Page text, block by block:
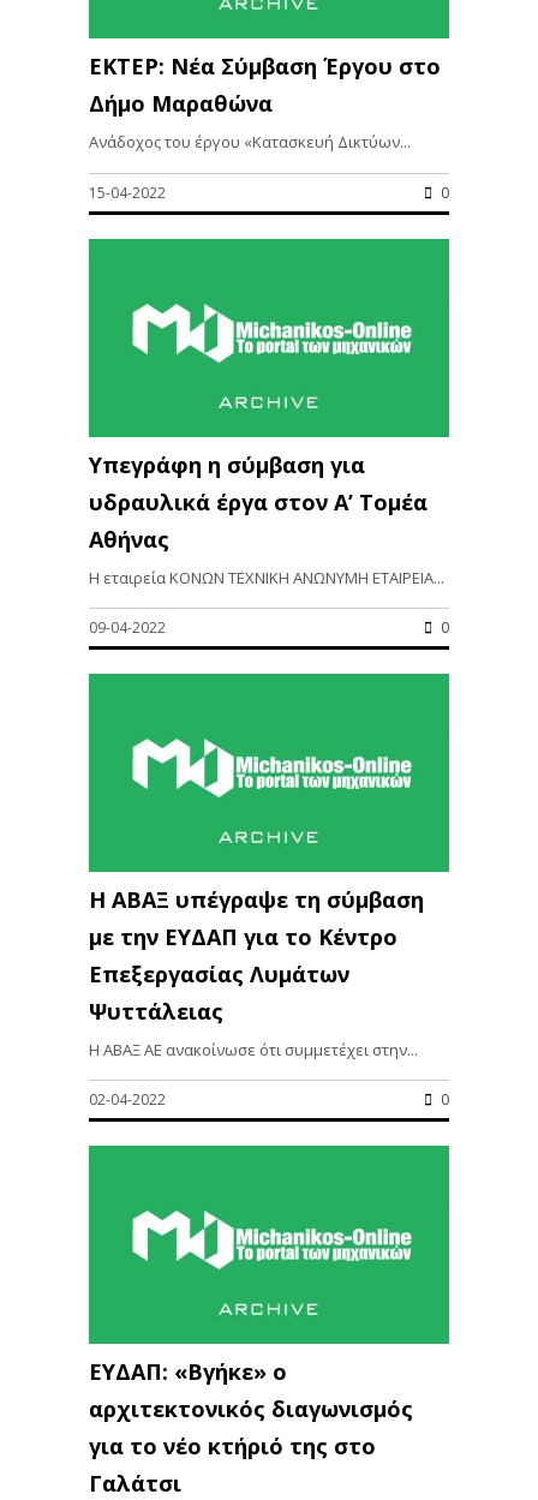
ΕΚΤΕΡ: Νέα Σύμβαση Έργου στο
Δήμο Μαραθώνα
Ανάδοχος του έργου «Κατασκευή Δικτύων...
15-04-2022 0
Υπεγράφη η σύμβαση για
υδραυλικά έργα στον Α’ Τομέα
Αθήνας
Η εταιρεία ΚΟΝΩΝ ΤΕΧΝΙΚΗ ΑΝΩΝΥΜΗ ΕΤΑΙΡΕΙΑ...
09-04-2022 0
H ΑΒΑΞ υπέγραψε τη σύμβαση
με την ΕΥΔΑΠ για το Κέντρο
Επεξεργασίας Λυμάτων
Ψυττάλειας
H ΑΒΑΞ AE ανακοίνωσε ότι συμμετέχει στην...
02-04-2022 0
ΕΥΔΑΠ: «Βγήκε» ο
αρχιτεκτονικός διαγωνισμός
για το νέο κτήριό της στο
Γαλάτσι